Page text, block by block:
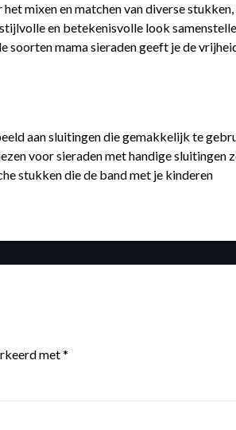
mixen en matchen van diverse stukken,
en betekenisvolle look
soorten mama sieraden geeft je de
aan sluitingen die gemakkelijk te
voor sieraden met handige sluitingen
stukken die de band met je kinderen
met*